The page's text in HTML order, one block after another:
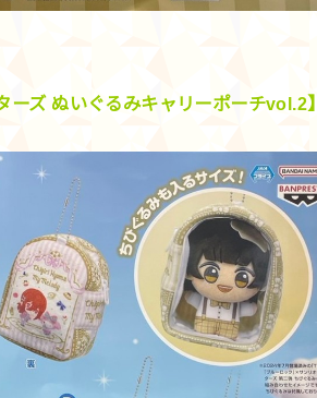
ーズ ぬいぐるみキャリーポーチvol.2】